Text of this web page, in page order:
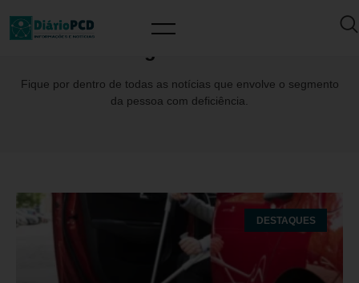
Fique por dentro de todas as notícias que envolve o segmento
da pessoa com deficiência.
DESTAQUES